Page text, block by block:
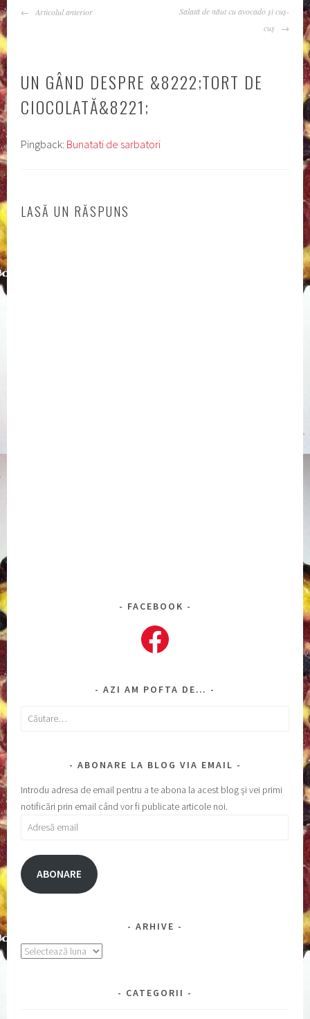
NAVIGARE
Articolul anterior
Salată de năut cu avocado și cuș-
cuș
UN GÂND DESPRE &8222;TORT DE
CIOCOLATĂ&8221;
Pingback: Bunatati de sarbatori
LASĂ UN RĂSPUNS
FACEBOOK
Facebook
AZI AM POFTA DE…
Caută
ABONARE LA BLOG VIA EMAIL
Introdu adresa de email pentru a te abona la acest blog și vei primi
notificări prin email când vor fi publicate articole noi.
Adresă
ABONARE
ARHIVE
Arhive
CATEGORII